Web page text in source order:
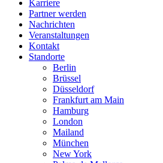
Karriere
Partner werden
Nachrichten
Veranstaltungen
Kontakt
Standorte
Berlin
Brüssel
Düsseldorf
Frankfurt am Main
Hamburg
London
Mailand
München
New York